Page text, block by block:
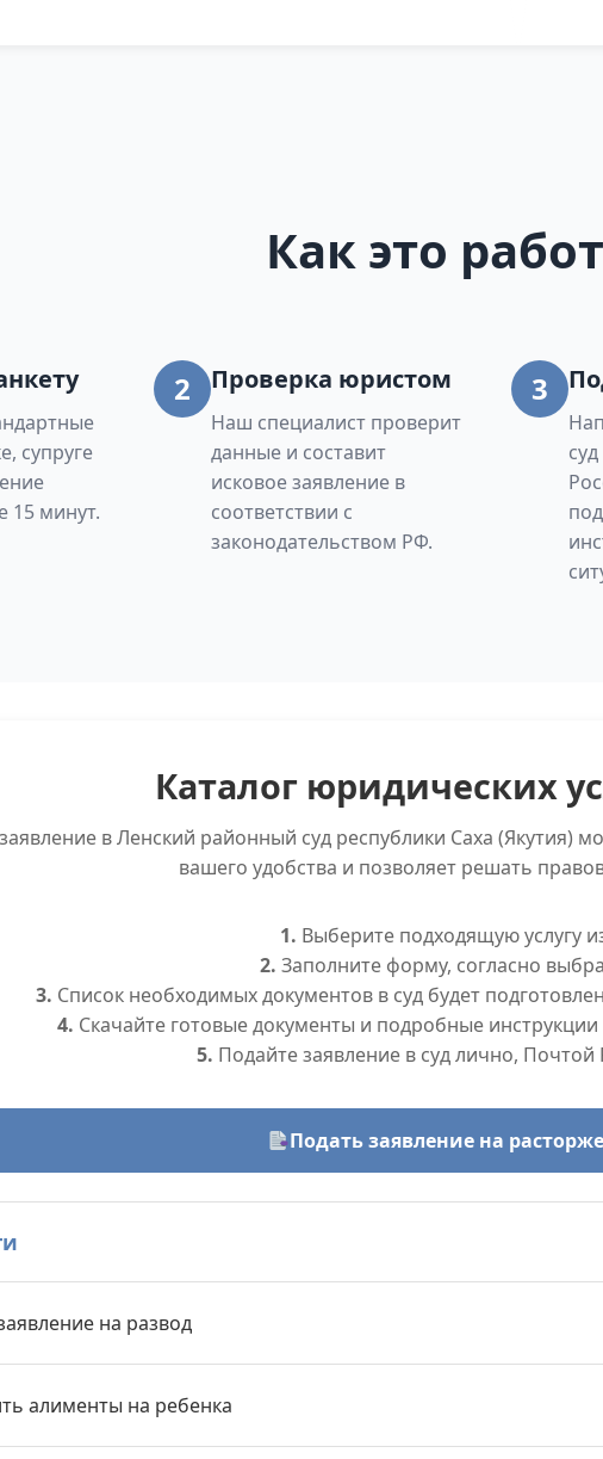
Как это
супруге
15 минут.
2 Проверка юристом
Наш специалист проверит
данные и составит
исковое заявление в
соответствии с
законодательством РФ.
3
Каталог юридических
в Ленский районный суд республики Саха (Якутия)
вашего удобства и позволяет решать
1. Выберите подходящую услугу
2. Заполните форму, согласно
3. Список необходимых документов в суд будет
4. Скачайте готовые документы и подробные
5. Подайте заявление в суд лично,
Подать заявление на
на развод
алименты на ребенка